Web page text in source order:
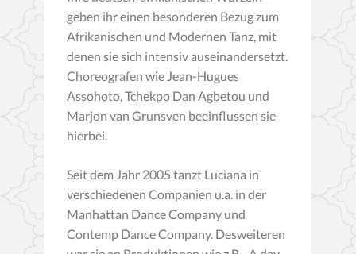
geben ihr einen besonderen Bezug zum
Afrikanischen und Modernen Tanz, mit
denen sie sich intensiv auseinandersetzt.
Choreografen wie Jean-Hugues
Assohoto, Tchekpo Dan Agbetou und
Marjon van Grunsven beeinflussen sie
hierbei.
Seit dem Jahr 2005 tanzt Luciana in
verschiedenen Companien u.a. in der
Manhattan Dance Company und
Contemp Dance Company. Desweiteren